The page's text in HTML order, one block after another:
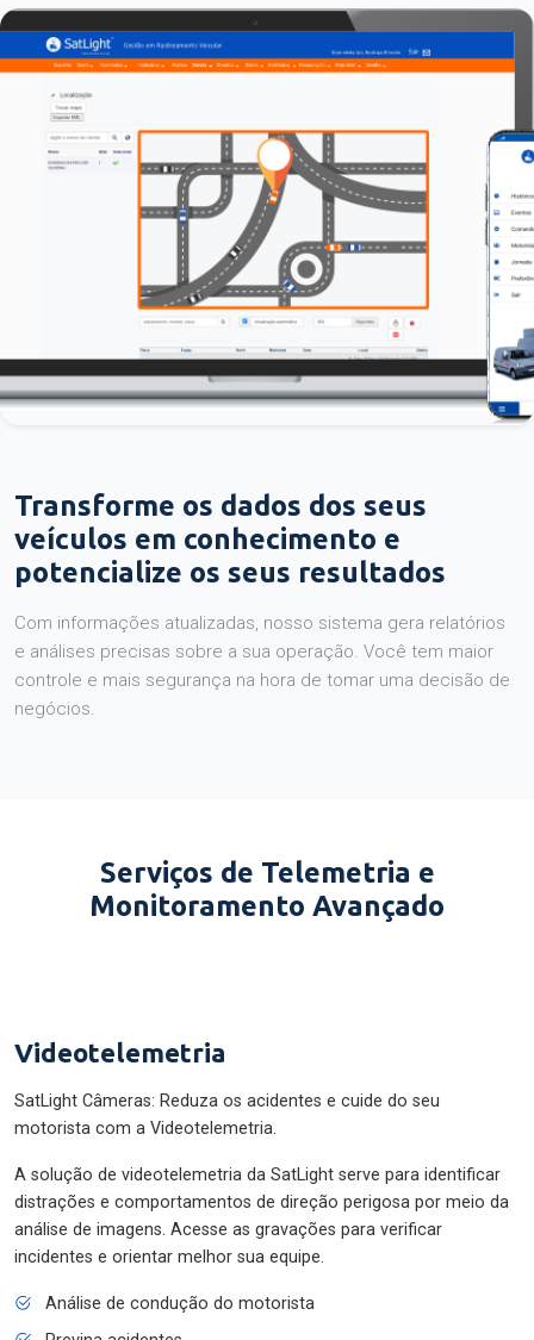
Transforme os dados dos seus
veículos em conhecimento e
potencialize os seus resultados
Com informações atualizadas, nosso sistema gera relatórios
e análises precisas sobre a sua operação. Você tem maior
controle e mais segurança na hora de tomar uma decisão de
negócios.
Serviços de Telemetria e
Monitoramento Avançado
Videotelemetria
SatLight Câmeras: Reduza os acidentes e cuide do seu
motorista com a Videotelemetria.
A solução de videotelemetria da SatLight serve para identificar
distrações e comportamentos de direção perigosa por meio da
análise de imagens. Acesse as gravações para verificar
incidentes e orientar melhor sua equipe.
Análise de condução do motorista